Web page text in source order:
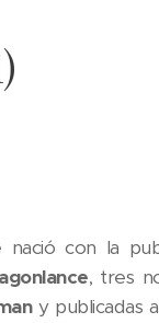
nació con la
, tres
y publicadas